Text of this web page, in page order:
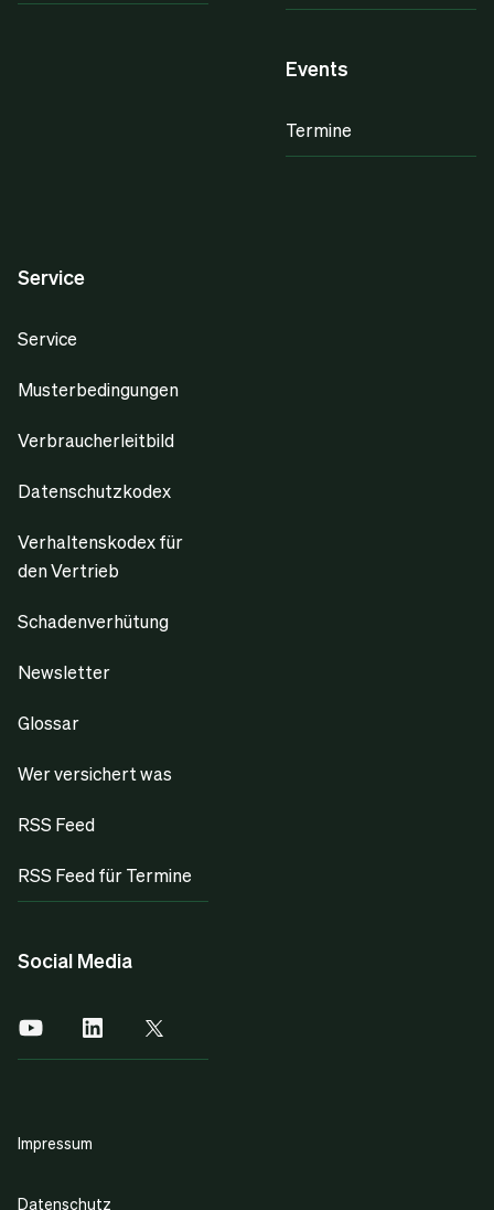
Events
Termine
Service
Service
Musterbedingungen
Verbraucherleitbild
Datenschutzkodex
Verhaltenskodex für
den Vertrieb
Schadenverhütung
Newsletter
Glossar
Wer versichert was
RSS Feed
RSS Feed für Termine
Social Media
Impressum
Datenschutz